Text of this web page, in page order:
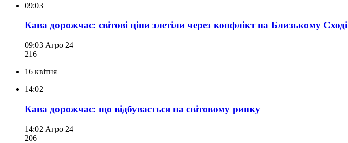
09:03
Кава дорожчає: світові ціни злетіли через конфлікт на Близькому Сході
09:03 Агро 24
216
16 квітня
14:02
Кава дорожчає: що відбувається на світовому ринку
14:02 Агро 24
206